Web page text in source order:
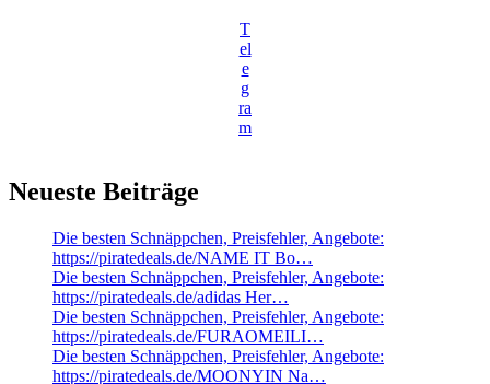
T
el
e
g
ra
m
Neueste Beiträge
Die besten Schnäppchen, Preisfehler, Angebote:
https://piratedeals.de/NAME IT Bo…
Die besten Schnäppchen, Preisfehler, Angebote:
https://piratedeals.de/adidas Her…
Die besten Schnäppchen, Preisfehler, Angebote:
https://piratedeals.de/FURAOMEILI…
Die besten Schnäppchen, Preisfehler, Angebote:
https://piratedeals.de/MOONYIN Na…